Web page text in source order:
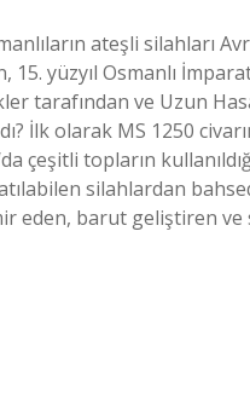
ateşli silahları
yüzyıl Osmanlı
tarafından ve Uzun
İlk olarak MS 1250
çeşitli topların
silahlardan
eden, barut geliştiren ve